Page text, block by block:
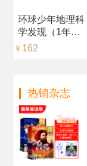
环球少年地理科
学发现（1年共
12期）（杂志订
￥ 162
热销杂志